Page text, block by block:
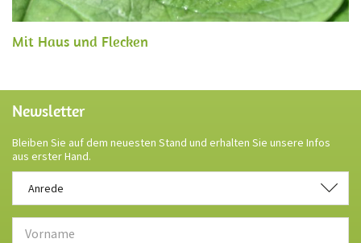
Mit Haus und Flecken
Newsletter
Bleiben Sie auf dem neuesten Stand und erhalten Sie unsere Infos
aus erster Hand.
Anrede
Anrede